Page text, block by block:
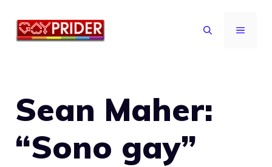
MENU
Sean Maher:
“Sono gay”